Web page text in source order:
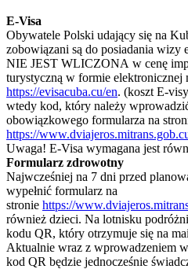
E-Visa
Obywatele Polski udający się na
zobowiązani są do posiadania wizy
NIE JEST WLICZONA w cenę
turystyczną w formie elektronicznej
https://evisacuba.cu/en. (koszt E-
wtedy kod, który należy
obowiązkowego formularza na
https://
Uwaga! E-Visa wymagana jest
Formularz zdrowotny
Najwcześniej na 7 dni przed
wypełnić formularz na
stronie https://
również dzieci. Na lotnisku
kodu QR, który otrzymuje się na
Aktualnie wraz z wprowadzeniem
kod QR będzie jednocześnie